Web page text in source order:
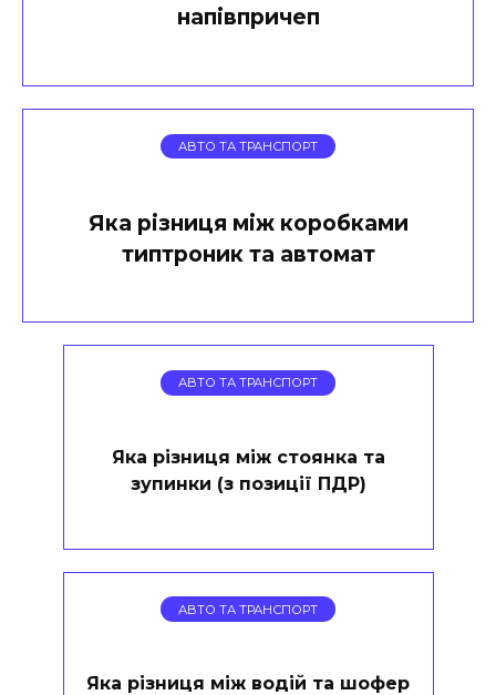
напівпричеп
АВТО ТА ТРАНСПОРТ
Яка різниця між коробками
типтроник та автомат
АВТО ТА ТРАНСПОРТ
Яка різниця між стоянка та
зупинки (з позиції ПДР)
АВТО ТА ТРАНСПОРТ
Яка різниця між водій та шофер